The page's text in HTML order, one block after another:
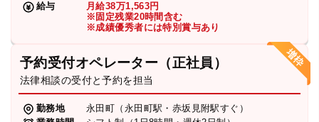
給与
月給38万1,563円
※固定残業20時間含む
※成績優秀者には特別賞与あり
予約受付オペレーター（正社員）
法律相談の受付と予約を担当
勤務地
永田町（永田町駅・赤坂見附駅すぐ）